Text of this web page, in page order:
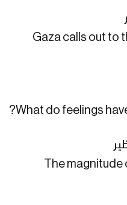
الله 1447هـ
| فرقة أنصار الله
Gaza calls out to
What do feelings
The